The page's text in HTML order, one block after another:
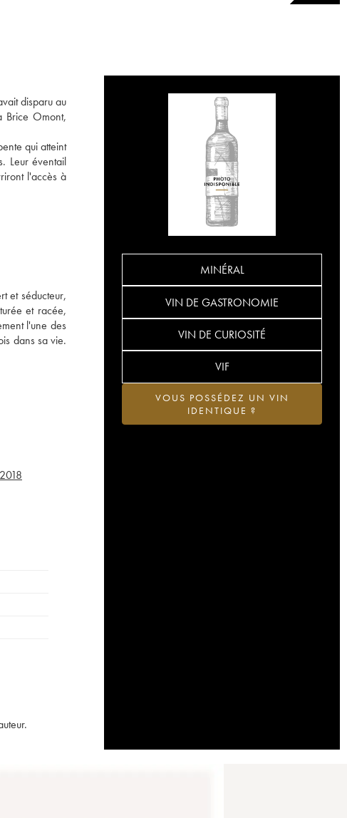
disparu au
Brice Omont,
qui atteint
Leur éventail
l'accès à
et séducteur,
et racée,
l'une des
dans sa vie.
MINÉRAL
VIN DE GASTRONOMIE
VIN DE CURIOSITÉ
VIF
VOUS POSSÉDEZ UN VIN
IDENTIQUE ?
2018